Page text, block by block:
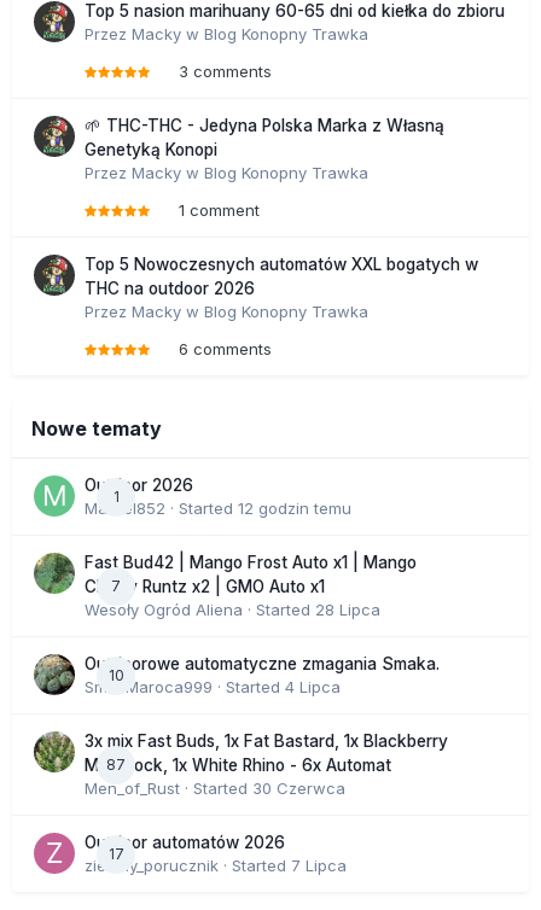
Top 5 nasion marihuany 60-65 dni od kiełka do zbioru
Przez Macky w Blog Konopny Trawka
3 comments
🌱 THC-THC - Jedyna Polska Marka z Własną
Genetyką Konopi
Przez Macky w Blog Konopny Trawka
1 comment
Top 5 Nowoczesnych automatów XXL bogatych w
THC na outdoor 2026
Przez Macky w Blog Konopny Trawka
6 comments
Nowe tematy
1
Outdoor 2026
Marcel852 · Started 12 godzin temu
7
Fast Bud42 | Mango Frost Auto x1 | Mango
Cherry Runtz x2 | GMO Auto x1
Wesoły Ogród Aliena · Started 28 Lipca
10
Outdoorowe automatyczne zmagania Smaka.
SmakMaroca999 · Started 4 Lipca
87
3x mix Fast Buds, 1x Fat Bastard, 1x Blackberry
Moonrock, 1x White Rhino - 6x Automat
Men_of_Rust · Started 30 Czerwca
17
Outdoor automatów 2026
zielony_porucznik · Started 7 Lipca